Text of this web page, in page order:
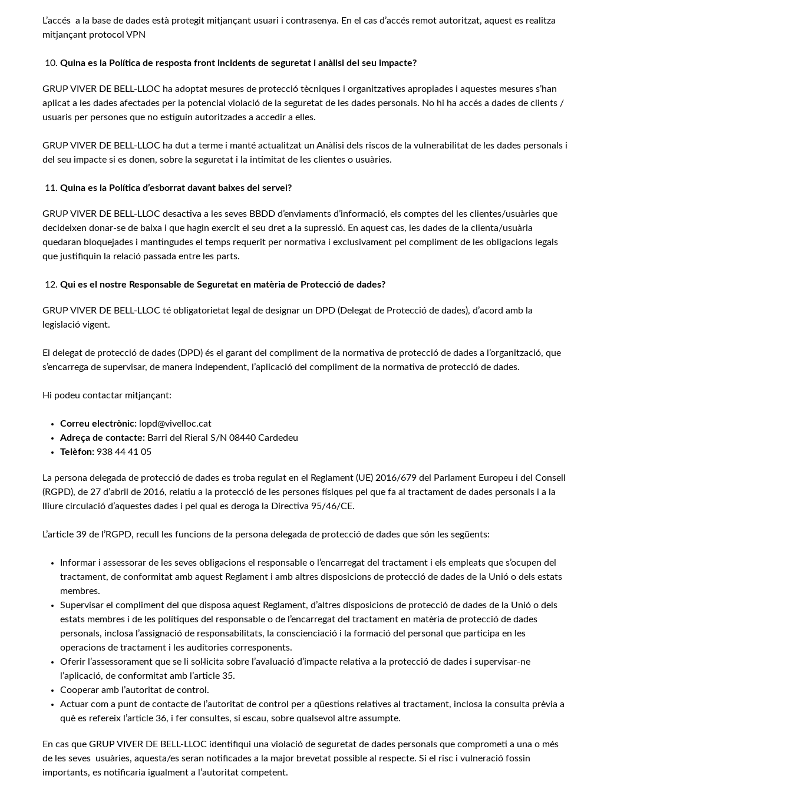
L’accés a la base de dades està protegit mitjançant usuari i contrasenya. En el cas d’accés remot autoritzat, aquest es realitza
mitjançant protocol VPN
Quina es la Política de resposta front incidents de seguretat i anàlisi del seu impacte?
GRUP VIVER DE BELL-LLOC ha adoptat mesures de protecció tècniques i organitzatives apropiades i aquestes mesures s’han
aplicat a les dades afectades per la potencial violació de la seguretat de les dades personals. No hi ha accés a dades de clients /
usuaris per persones que no estiguin autoritzades a accedir a elles.
GRUP VIVER DE BELL-LLOC ha dut a terme i manté actualitzat un Anàlisi dels riscos de la vulnerabilitat de les dades personals i
del seu impacte si es donen, sobre la seguretat i la intimitat de les clientes o usuàries.
Quina es la Política d’esborrat davant baixes del servei?
GRUP VIVER DE BELL-LLOC desactiva a les seves BBDD d’enviaments d’informació, els comptes del les clientes/usuàries que
decideixen donar-se de baixa i que hagin exercit el seu dret a la supressió. En aquest cas, les dades de la clienta/usuària
quedaran bloquejades i mantingudes el temps requerit per normativa i exclusivament pel compliment de les obligacions legals
que justifiquin la relació passada entre les parts.
Qui es el nostre Responsable de Seguretat en matèria de Protecció de dades?
GRUP VIVER DE BELL-LLOC té obligatorietat legal de designar un DPD (Delegat de Protecció de dades), d’acord amb la
legislació vigent.
El delegat de protecció de dades (DPD) és el garant del compliment de la normativa de protecció de dades a l’organització, que
s’encarrega de supervisar, de manera independent, l’aplicació del compliment de la normativa de protecció de dades.
Hi podeu contactar mitjançant:
Correu electrònic: lopd@vivelloc.cat
Adreça de contacte: Barri del Rieral S/N 08440 Cardedeu
Telèfon: 938 44 41 05
La persona delegada de protecció de dades es troba regulat en el Reglament (UE) 2016/679 del Parlament Europeu i del Consell
(RGPD), de 27 d’abril de 2016, relatiu a la protecció de les persones físiques pel que fa al tractament de dades personals i a la
lliure circulació d’aquestes dades i pel qual es deroga la Directiva 95/46/CE.
L’article 39 de l’RGPD, recull les funcions de la persona delegada de protecció de dades que són les següents:
Informar i assessorar de les seves obligacions el responsable o l’encarregat del tractament i els empleats que s’ocupen del
tractament, de conformitat amb aquest Reglament i amb altres disposicions de protecció de dades de la Unió o dels estats
membres.
Supervisar el compliment del que disposa aquest Reglament, d’altres disposicions de protecció de dades de la Unió o dels
estats membres i de les polítiques del responsable o de l’encarregat del tractament en matèria de protecció de dades
personals, inclosa l’assignació de responsabilitats, la conscienciació i la formació del personal que participa en les
operacions de tractament i les auditories corresponents.
Oferir l’assessorament que se li sol·licita sobre l’avaluació d’impacte relativa a la protecció de dades i supervisar-ne
l’aplicació, de conformitat amb l’article 35.
Cooperar amb l’autoritat de control.
Actuar com a punt de contacte de l’autoritat de control per a qüestions relatives al tractament, inclosa la consulta prèvia a
què es refereix l’article 36, i fer consultes, si escau, sobre qualsevol altre assumpte.
En cas que GRUP VIVER DE BELL-LLOC identifiqui una violació de seguretat de dades personals que comprometi a una o més
de les seves usuàries, aquesta/es seran notificades a la major brevetat possible al respecte. Si el risc i vulneració fossin
importants, es notificaria igualment a l’autoritat competent.